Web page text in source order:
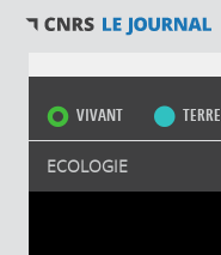
Vous êtes ici
VIVANT TERRE
ECOLOGIE